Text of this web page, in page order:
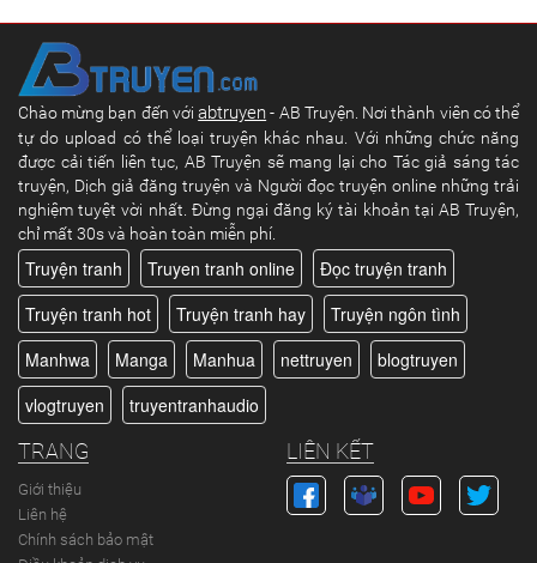
Chào mừng bạn đến vớiabtruyen- AB Truyện. Nơi thành viên có thể
tự do upload có thể loại truyện khác nhau. Với những chức năng
được cải tiến liên tục, AB Truyện sẽ mang lại cho Tác giả sáng tác
truyện, Dịch giả đăng truyện và Người đọc truyện online những trải
nghiệm tuyệt vời nhất. Đừng ngại đăng ký tài khoản tại AB Truyện,
chỉ mất 30s và hoàn toàn miễn phí.
Truyện tranh Truyen tranh online
Đọc truyện tranh
Truyện tranh hot
Truyện tranh hay
Truyện ngôn tình
Manhwa
Manga Manhua nettruyen
blogtruyen
vlogtruyen
truyentranhaudio
TRANG
Giới thiệu
Liên hệ
Chính sách bảo mật
LIÊN KẾT